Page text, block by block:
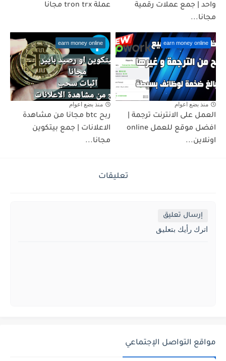
واحد | جمع عملات رقمية
مجانا...
عملة tron trx مجانا
earn money online
منذ بضع اعوام
العمل على الانترنت ترجمة |
افضل موقع للعمل online
اونلاين...
earn money online
منذ بضع اعوام
ربح btc مجانا من مشاهدة
الاعلانات | جمع بيتكوين
مجانا...
تعليقات
إرسال تعليق
اترك رأيك بتعليق
مواقع التواصل الإجتماعي